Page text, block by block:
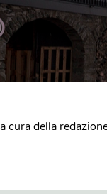
a cura della